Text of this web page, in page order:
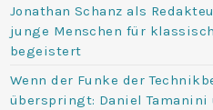
Jonathan Schanz als
junge Menschen für
begeistert
Wenn der Funke der
überspringt: Daniel Tamanini